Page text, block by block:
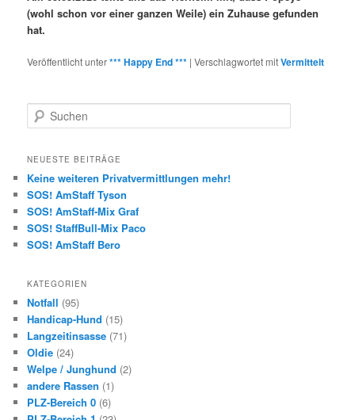
(wohl schon vor einer ganzen Weile) ein Zuhause gefunden
hat.
Veröffentlicht unter*** Happy End *** |Verschlagwortet mitVermittelt
u
h
n
NEUESTE BEITRÄGE
Keine weiteren Privatvermittlungen mehr!
SOS! AmStaff Tyson
SOS! AmStaff-Mix Graf
SOS! StaffBull-Mix Paco
SOS! AmStaff Bero
KATEGORIEN
Notfall (95)
Handicap-Hund (15)
Langzeitinsasse (71)
Oldie (24)
Welpe / Junghund (2)
andere Rassen (1)
PLZ-Bereich 0 (6)